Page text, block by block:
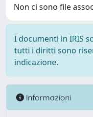
Non ci sono file
I documenti in IRIS
tutti i diritti sono
indicazione.
Informazioni